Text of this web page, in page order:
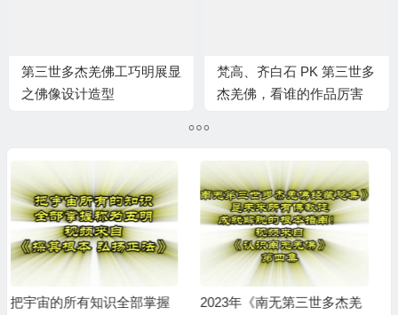
第三世多杰羌佛工巧明展显
之佛像设计造型
梵高、齐白石 PK 第三世多
杰羌佛，看谁的作品厉害
2023年《南无第三世多杰羌
2021年南无羌佛仅用4根手